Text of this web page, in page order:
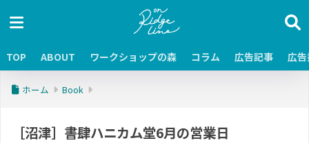
TOP ABOUT ワークショップの森 コラム 広告記事 広
ホーム Book
［沼津］書肆ハニカム堂6月の営業日